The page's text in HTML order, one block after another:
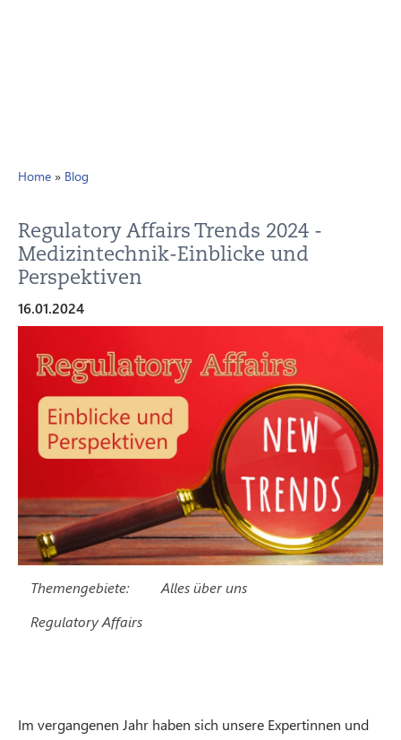
Home » Blog
Regulatory Affairs Trends 2024 -
Medizintechnik-Einblicke und
Perspektiven
16.01.2024
Themengebiete:
Alles über uns
Regulatory Affairs
Im vergangenen Jahr haben sich unsere Expertinnen und